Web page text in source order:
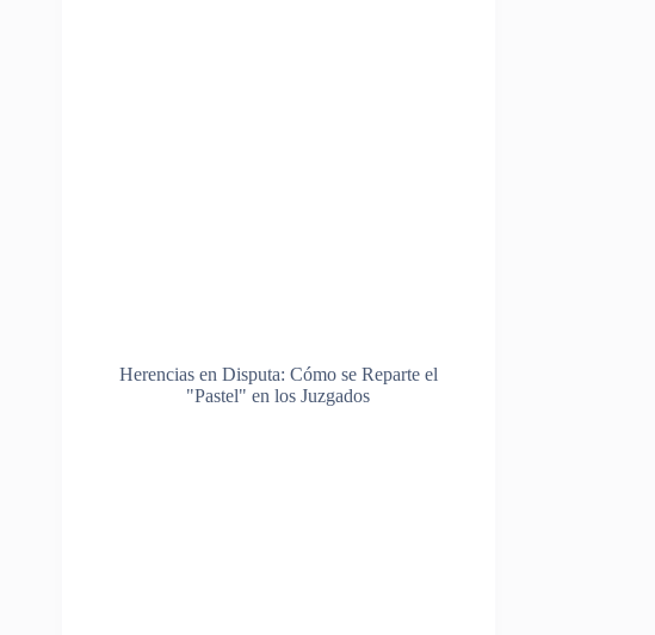
Herencias en Disputa: Cómo se Reparte el
"Pastel" en los Juzgados